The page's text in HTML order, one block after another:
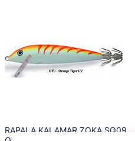
RAPALA KALAMAR ZOKA SQ09